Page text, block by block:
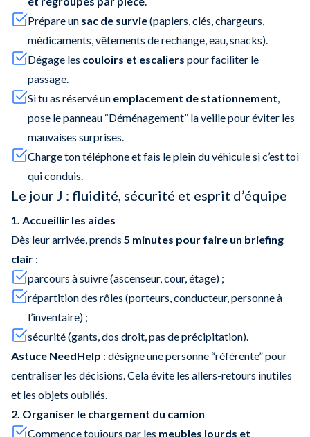
Prépare un sac de survie(papiers, clés, chargeurs,
médicaments, vêtements de rechange, eau, snacks).
Dégage les couloirs et escaliers pour faciliter le
passage.
Si tu as réservé un emplacement de stationnement,
pose le panneau “Déménagement” la veille pour éviter les
mauvaises surprises.
Charge ton téléphone et fais le plein du véhicule si c’est toi
qui conduis.
Le jour J : fluidité, sécurité et esprit d’équipe
1. Accueillir les aides
Dès leur arrivée, prends 5 minutes pour faire un briefing
clair :
parcours à suivre (ascenseur, cour, étage) ;
répartition des rôles (porteurs, conducteur, personne à
l’inventaire) ;
sécurité (gants, dos droit, pas de précipitation).
Astuce NeedHelp : désigne une personne “référente” pour
centraliser les décisions. Cela évite les allers-retours inutiles
et les objets oubliés.
2. Organiser le chargement du camion
Commence toujours par les meubles lourds et